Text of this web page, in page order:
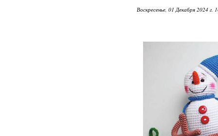
Воскресенье, 01 Декабря 2024 г.